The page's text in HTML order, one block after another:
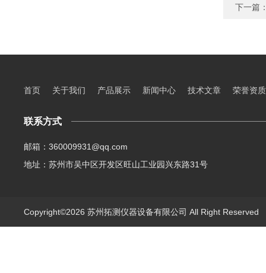
下一篇
首页 关于我们 产品展示 新闻中心 技术文章 荣誉资质
联系方式
邮箱：360009931@qq.com
地址：苏州市吴中区开发区旺山工业园兴东路31号
Copyright©2026 苏州拓测仪器设备有限公司 All Right